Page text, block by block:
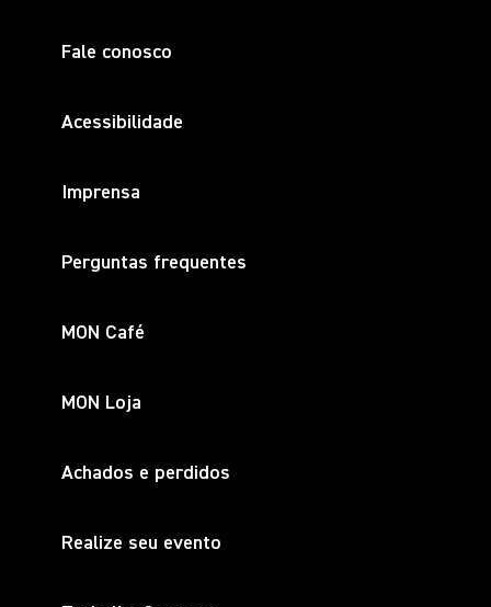
Fale conosco
Acessibilidade
Imprensa
Perguntas frequentes
MON Café
MON Loja
Achados e perdidos
Realize seu evento